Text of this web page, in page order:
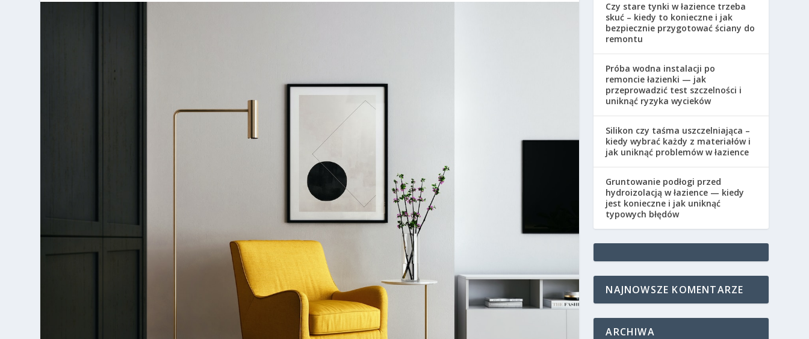
Czy stare tynki w łazience trzeba
skuć – kiedy to konieczne i jak
bezpiecznie przygotować ściany do
remontu
Próba wodna instalacji po
remoncie łazienki — jak
przeprowadzić test szczelności i
uniknąć ryzyka wycieków
Silikon czy taśma uszczelniająca –
kiedy wybrać każdy z materiałów i
jak uniknąć problemów w łazience
Gruntowanie podłogi przed
hydroizolacją w łazience — kiedy
jest konieczne i jak uniknąć
typowych błędów
NAJNOWSZE KOMENTARZE
ARCHIWA